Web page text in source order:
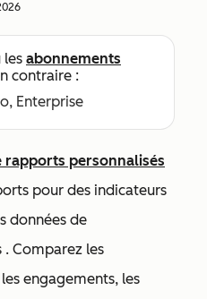
les abonnements
contraire :
Enterprise
rapports personnalisés
pour des indicateurs
données de
. Comparez les
engagements, les